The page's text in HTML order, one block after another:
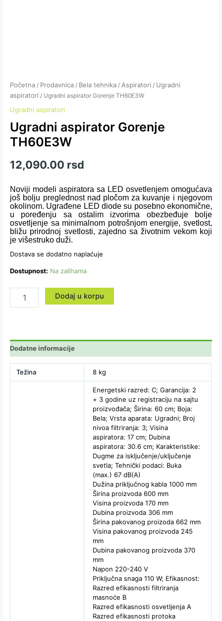
Početna / Prodavnica / Bela tehnika /Aspiratori / Ugradni
aspiratori / Ugradni aspirator Gorenje TH60E3W
Ugradni aspiratori
Ugradni aspirator Gorenje
TH60E3W
12,090.00 rsd
Noviji modeli aspiratora sa LED osvetlenjem omogućava
još bolju preglednost nad pločom za kuvanje i njegovom
okolinom. Ugrađene LED diode su posebno ekonomične,
u poređenju sa ostalim izvorima obezbeđuje bolje
osvetljenje sa minimalnom potrošnjom energije, svetlost,
bližu prirodnoj svetlosti, zajedno sa životnim vekom koji
je višestruko duži.
Dostava se dodatno naplaćuje
Dostupnost: Na zalihama
Dodaj u korpu
Dodatne informacije
Težina 8 kg
Energetski razred: C; Garancija: 2
+ 3 godine uz registraciju na sajtu
proizvođača; Širina: 60 cm; Boja:
Bela; Vrsta aparata: Ugradni; Broj
nivoa filtriranja: 3; Visina
aspiratora: 17 cm; Dubina
aspiratora: 30.6 cm; Karakteristike:
Dugme za isključenje/uključenje
svetla; Tehnički podaci: Buka
(max.) 67 dB(A)
Dužina priključnog kabla 1000 mm
Širina proizvoda 600 mm
Visina proizvoda 170 mm
Dubina proizvoda 306 mm
Širina pakovanog proizoda 662 mm
Visina pakovanog proizvoda 245
mm
Dubina pakovanog proizvoda 370
mm
Napon 220-240 V
Priključna snaga 110 W; Efikasnost:
Razred efikasnosti filtriranja
masnoće B
Razred efikasnosti osvetljenja A
Razred efikasnosti protoka